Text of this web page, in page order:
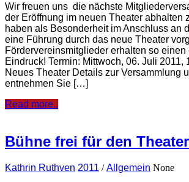
Wir freuen uns die nächste
der Eröffnung im neuen Theater abhalten
haben als Besonderheit im Anschluss an
eine Führung durch das neue Theater
Fördervereinsmitglieder erhalten so
Eindruck! Termin: Mittwoch, 06. Juli 2011,
Neues Theater Details zur Versammlung
entnehmen Sie […]
Read more..
Bühne frei für den
Kathrin Ruthven 2011 /Allgemein None